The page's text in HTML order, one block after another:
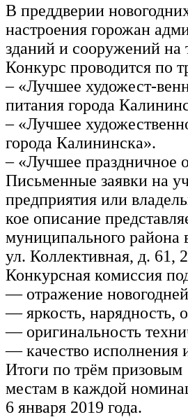
В преддверии
настроения горожан
зданий и сооружений на
Конкурс проводится по
– «Лучшее художест-
питания города
– «Лучшее
города Калининска».
– «Лучшее праздничное
Письменные заявки на
предприятия или
кое описание
муниципального района
ул. Коллективная, д. 61,
Конкурсная комиссия
— отражение
— яркость, нарядность,
— оригинальность
— качество исполнения
Итоги по трём призовым
местам в каждой
6 января 2019 года.